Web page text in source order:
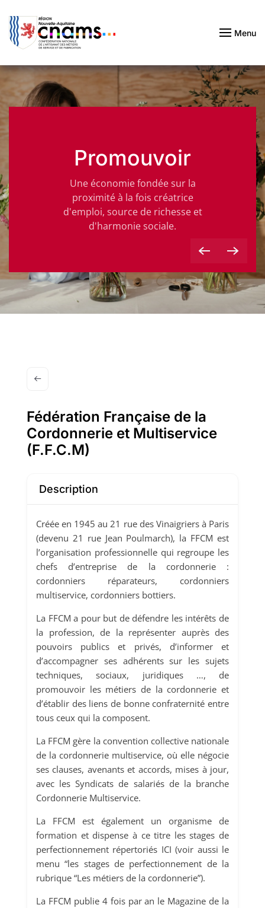
Passer au contenu principal Menu
Promouvoir
Une économie fondée sur la
proximité à la fois créatrice
d'emploi, source de richesse et
d'harmonie sociale.
Fédération Française de la
Cordonnerie et Multiservice
(F.F.C.M)
Description
Créée en 1945 au 21 rue des Vinaigriers à Paris
(devenu 21 rue Jean Poulmarch), la FFCM est
l’organisation professionnelle qui regroupe les
chefs d’entreprise de la cordonnerie :
cordonniers réparateurs, cordonniers
multiservice, cordonniers bottiers.
La FFCM a pour but de défendre les intérêts de
la profession, de la représenter auprès des
pouvoirs publics et privés, d’informer et
d’accompagner ses adhérents sur les sujets
techniques, sociaux, juridiques …, de
promouvoir les métiers de la cordonnerie et
d’établir des liens de bonne confraternité entre
tous ceux qui la composent.
La FFCM gère la convention collective nationale
de la cordonnerie multiservice, où elle négocie
ses clauses, avenants et accords, mises à jour,
avec les Syndicats de salariés de la branche
Cordonnerie Multiservice.
La FFCM est également un organisme de
formation et dispense à ce titre les stages de
perfectionnement répertoriés ICI (voir aussi le
menu “les stages de perfectionnement de la
rubrique “Les métiers de la cordonnerie”).
La FFCM publie 4 fois par an le Magazine de la